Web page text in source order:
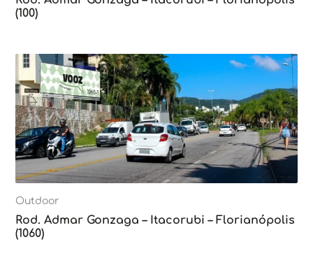
(100)
Outdoor
Rod. Admar Gonzaga – Itacorubi – Florianópolis
(1060)